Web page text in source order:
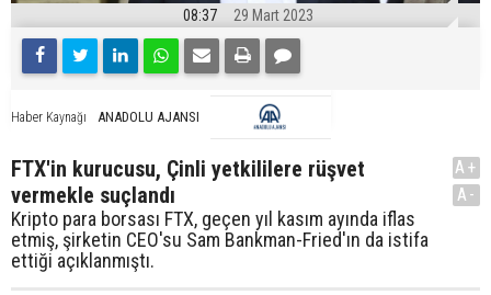
08:37 29 Mart 2023
Haber Kaynağı ANADOLU AJANSI
FTX'in kurucusu, Çinli yetkililere rüşvet
vermekle suçlandı
Kripto para borsası FTX, geçen yıl kasım ayında iflas
etmiş, şirketin CEO'su Sam Bankman-Fried'ın da istifa
ettiği açıklanmıştı.
A+
A-